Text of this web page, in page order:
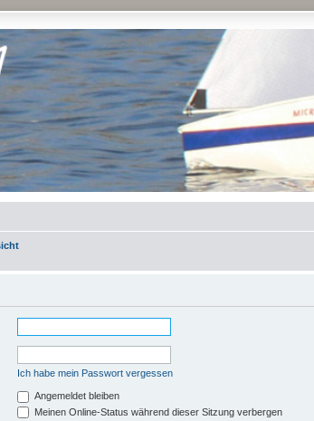
Deutschland
Ich habe mein Passwort vergessen
Angemeldet bleiben
Meinen Online-Status während dieser Sitzung verbergen